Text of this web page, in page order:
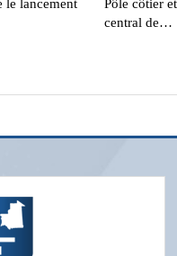
le lancement
Pôle côtier
central de…